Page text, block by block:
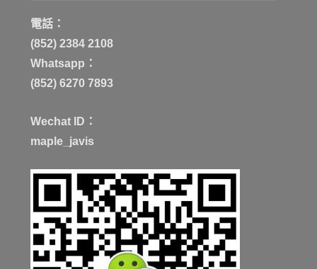
電話：
(852) 2384 2108
Whatsapp：
(852) 6270 7893
Wechat ID：
maple_javis